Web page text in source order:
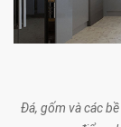
Đá, gốm và các